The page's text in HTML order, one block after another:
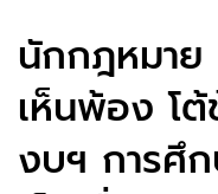
นักกฎหมา
เห็นพ้อง โ
งบฯ การศึ